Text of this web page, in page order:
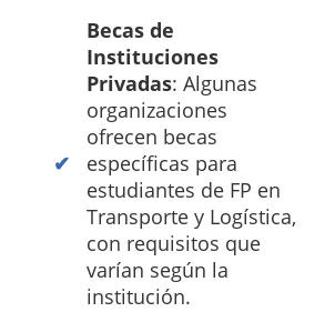
Becas de
Instituciones
Privadas: Algunas
organizaciones
ofrecen becas
específicas para
estudiantes de FP en
Transporte y Logística,
con requisitos que
varían según la
institución.